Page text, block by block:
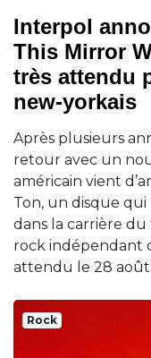
Interpol
This Mirror
très attendu
new-yorkais
Après plusieurs
retour avec un
américain vient
Ton, un disque
dans la carrière
rock indépendant
attendu le 28 août
Rock